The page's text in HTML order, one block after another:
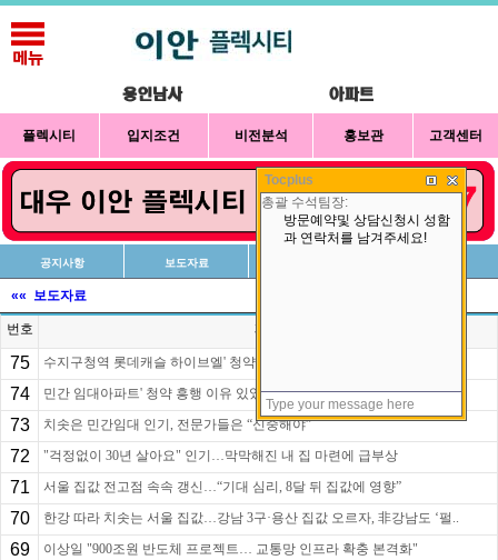
플렉시티 입지조건 비전분석 홍보관 고객센터
공지사항 보도자료
«« 보도자료
번호 제목
75 수지구청역 롯데캐슬 하이브엘' 청약경쟁률 200대 1 기록…민간임대에..
74 민간 임대아파트' 청약 흥행 이유 있었네
73 치솟은 민간임대 인기, 전문가들은 “신중해야”
72 "걱정없이 30년 살아요" 인기…막막해진 내 집 마련에 급부상
71 서울 집값 전고점 속속 갱신…“기대 심리, 8달 뒤 집값에 영향”
70 한강 따라 치솟는 서울 집값…강남 3구·용산 집값 오르자, 非강남도 ‘펄..
69 이상일 "900조원 반도체 프로젝트… 교통망 인프라 확충 본격화"
Tocplus